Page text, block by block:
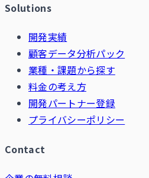
Solutions
開発実績
顧客データ分析パック
業種・課題から探す
料金の考え方
開発パートナー登録
プライバシーポリシー
Contact